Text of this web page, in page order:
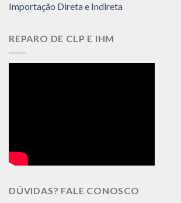
Importação Direta e Indireta
REPARO DE CLP E IHM
DÚVIDAS? FALE CONOSCO